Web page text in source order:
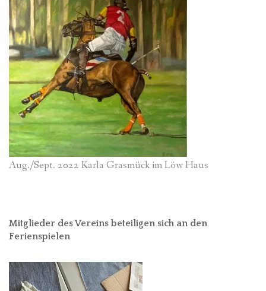
Aug./Sept. 2022 Karla Grasmück im Löw Haus
Mitglieder des Vereins beteiligen sich an den
Ferienspielen